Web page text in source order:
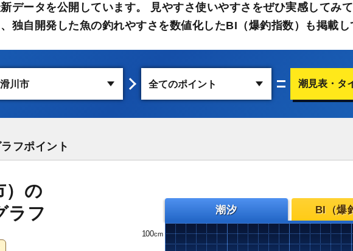
データを公開しています。 見やすさ使いやすさをぜひ実感してみ
独自開発した魚の釣れやすさを数値化したBI（爆釣指数）も掲載し
潮見表・タ
フポイント
）の
ラフ
潮汐 BI（爆
100